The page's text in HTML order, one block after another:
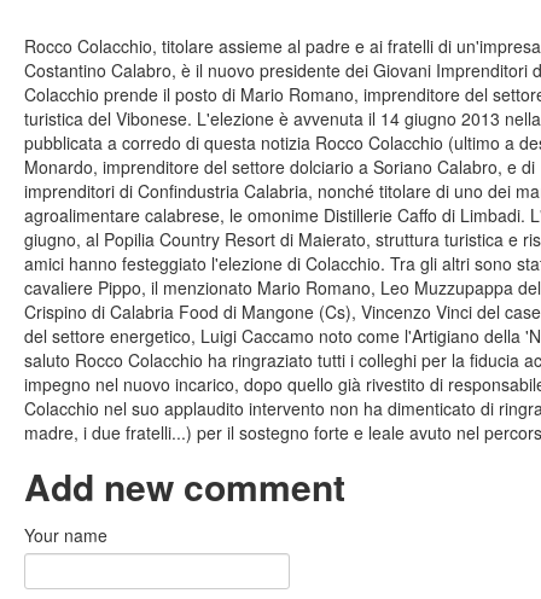
Rocco Colacchio, titolare assieme al padre e ai fratelli di
Costantino Calabro, è il nuovo presidente dei Giovani Imprenditori
Colacchio prende il posto di Mario Romano, imprenditore del
turistica del Vibonese. L'elezione è avvenuta il 14 giugno 2013
pubblicata a corredo di questa notizia Rocco Colacchio (ultimo a
Monardo, imprenditore del settore dolciario a Soriano Calabro, e
imprenditori di Confindustria Calabria, nonché titolare di uno dei
agroalimentare calabrese, le omonime Distillerie Caffo di Limbadi.
giugno, al Popilia Country Resort di Maierato, struttura turistica e
amici hanno festeggiato l'elezione di Colacchio. Tra gli altri sono
cavaliere Pippo, il menzionato Mario Romano, Leo Muzzupappa
Crispino di Calabria Food di Mangone (Cs), Vincenzo Vinci del
del settore energetico, Luigi Caccamo noto come l'Artigiano della
saluto Rocco Colacchio ha ringraziato tutti i colleghi per la fiducia
impegno nel nuovo incarico, dopo quello già rivestito di
Colacchio nel suo applaudito intervento non ha dimenticato di
madre, i due fratelli...) per il sostegno forte e leale avuto nel
Add new comment
Your name